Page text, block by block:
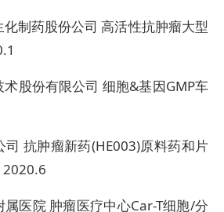
制药股份公司 高活性抗肿瘤大型
股份有限公司 细胞&基因GMP车
司 抗肿瘤新药(HE003)原料药和片
2020.6
属医院 肿瘤医疗中心Car-T细胞/分